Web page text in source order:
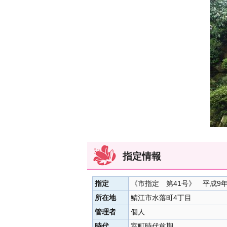
指定情報
指定
《市指定 第41号》 平成9
所在地
鯖江市水落町4丁目
管理者
個人